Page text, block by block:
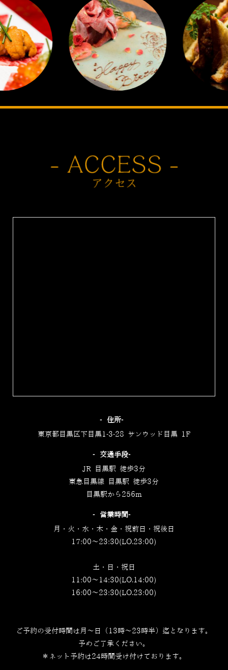
‐住所‐
東京都目黒区下目黒1-3-28 サンウッド目黒 1F
‐交通手段‐
JR 目黒駅 徒歩3分
東急目黒線 目黒駅 徒歩3分
目黒駅から256m
‐営業時間‐
月・火・水・木・金・祝前日・祝後日
17:00～23:30(LO.23:00)
土・日・祝日
11:00～14:30(LO.14:00)
16:00～23:30(LO.23:00)
ご予約の受付時間は月～日（13時～23時半）迄となります。
予めご了承ください。
＊ネット予約は24時間受け付けております。